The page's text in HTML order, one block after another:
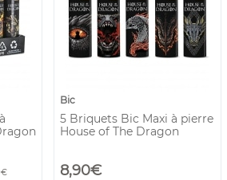
Bic
5 Briquets Bic Maxi à pierre
House of The Dragon
8,90€